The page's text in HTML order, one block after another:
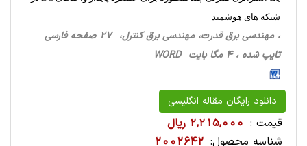
شبکه های هوشمند
، مهندسی برق قدرت، مهندسی برق کنترل، 27 صفحه فارسی
تایپ شده ، 4 مگا بایت WORD
دانلود رایگان مقاله انگلیسی
قیمت : 2,215,000 ریال
شناسه محصول: 2002642